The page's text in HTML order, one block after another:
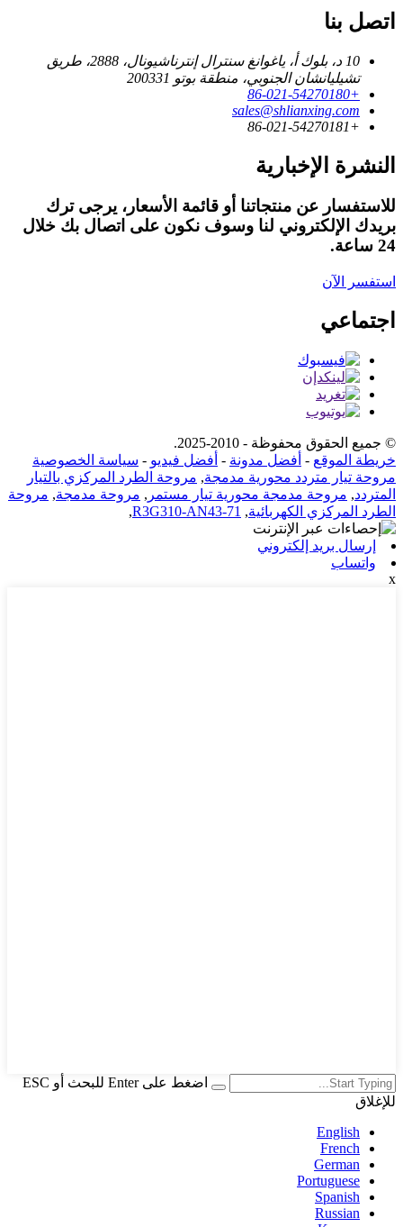
اتصل بنا
10 د، بلوك أ، ياغوانغ سنترال إنترناشيونال، 2888، طريق
تشيليانشان الجنوبي، منطقة بوتو 200331
+86-021-54270180
sales@shlianxing.com
+86-021-54270181
النشرة الإخبارية
للاستفسار عن منتجاتنا أو قائمة الأسعار، يرجى ترك
بريدك الإلكتروني لنا وسوف نكون على اتصال بك خلال
24 ساعة.
استفسر الآن
اجتماعي
© جميع الحقوق محفوظة - 2010-2025.
خريطة الموقع - أفضل مدونة - أفضل فيديو - سياسة الخصوصية
مروحة تيار متردد محورية مدمجة, مروحة الطرد المركزي بالتيار
المتردد, مروحة مدمجة محورية تيار مستمر , مروحة مدمجة, مروحة
الطرد المركزي الكهربائية,
R3G310-AN43-71
,
إرسال بريد إلكتروني
واتساب
x
اضغط على Enter للبحث أو ESC
للإغلاق
English
French
German
Portuguese
Spanish
Russian